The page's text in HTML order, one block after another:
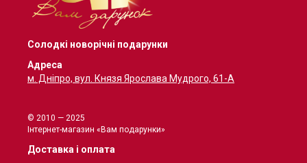
Солодкі новорічні подарунки
Адреса
м. Дніпро, вул. Князя Ярослава Мудрого, 61-А
© 2010 — 2025
Інтернет-магазин «Вам подарунки»
Доставка і оплата